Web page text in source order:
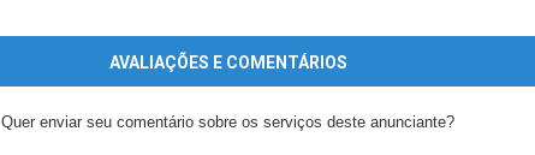
AVALIAÇÕES E COMENTÁRIOS
Quer enviar seu comentário sobre os serviços deste anunciante?